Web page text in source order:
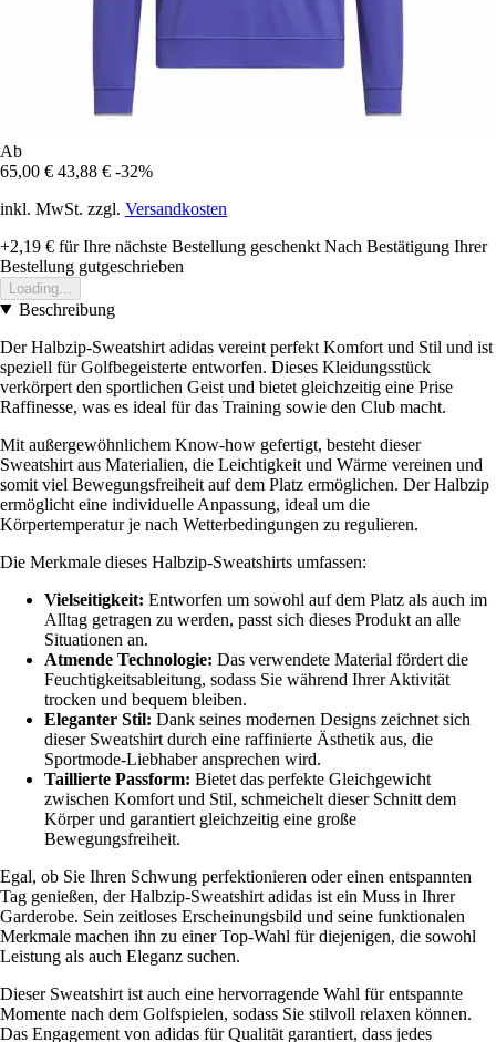
Ab
65,00 € 43,88 € -32%
inkl. MwSt. zzgl. Versandkosten
+2,19 € für Ihre nächste Bestellung geschenkt Nach Bestätigung Ihrer
Bestellung gutgeschrieben
Loading...
Beschreibung
Der Halbzip-Sweatshirt adidas vereint perfekt Komfort und Stil und ist
speziell für Golfbegeisterte entworfen. Dieses Kleidungsstück
verkörpert den sportlichen Geist und bietet gleichzeitig eine Prise
Raffinesse, was es ideal für das Training sowie den Club macht.
Mit außergewöhnlichem Know-how gefertigt, besteht dieser
Sweatshirt aus Materialien, die Leichtigkeit und Wärme vereinen und
somit viel Bewegungsfreiheit auf dem Platz ermöglichen. Der Halbzip
ermöglicht eine individuelle Anpassung, ideal um die
Körpertemperatur je nach Wetterbedingungen zu regulieren.
Die Merkmale dieses Halbzip-Sweatshirts umfassen:
Vielseitigkeit: Entworfen um sowohl auf dem Platz als auch im
Alltag getragen zu werden, passt sich dieses Produkt an alle
Situationen an.
Atmende Technologie: Das verwendete Material fördert die
Feuchtigkeitsableitung, sodass Sie während Ihrer Aktivität
trocken und bequem bleiben.
Eleganter Stil: Dank seines modernen Designs zeichnet sich
dieser Sweatshirt durch eine raffinierte Ästhetik aus, die
Sportmode-Liebhaber ansprechen wird.
Taillierte Passform: Bietet das perfekte Gleichgewicht
zwischen Komfort und Stil, schmeichelt dieser Schnitt dem
Körper und garantiert gleichzeitig eine große
Bewegungsfreiheit.
Egal, ob Sie Ihren Schwung perfektionieren oder einen entspannten
Tag genießen, der Halbzip-Sweatshirt adidas ist ein Muss in Ihrer
Garderobe. Sein zeitloses Erscheinungsbild und seine funktionalen
Merkmale machen ihn zu einer Top-Wahl für diejenigen, die sowohl
Leistung als auch Eleganz suchen.
Dieser Sweatshirt ist auch eine hervorragende Wahl für entspannte
Momente nach dem Golfspielen, sodass Sie stilvoll relaxen können.
Das Engagement von adidas für Qualität garantiert, dass jedes